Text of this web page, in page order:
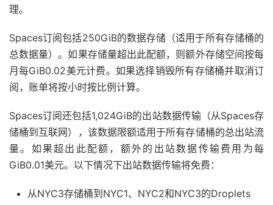
理。
Spaces订阅包括250GiB的数据存储（适用于所有存储桶的
总数据量）。如果存储量超出此配额，则额外存储空间按每
月每GiB0.02美元计费。如果选择销毁所有存储桶并取消订
阅，账单将按小时按比例计算。
Spaces订阅还包括1,024GiB的出站数据传输（从Spaces存
储桶到互联网），该数据限额适用于所有存储桶的总出站流
量。如果超出此配额，额外的出站数据传输费用为每
GiB0.01美元。以下情况下出站数据传输将免费：
从NYC3存储桶到NYC1、NYC2和NYC3的Droplets